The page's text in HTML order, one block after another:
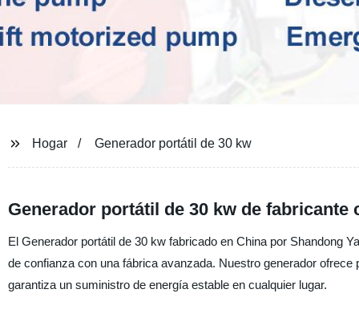
Hogar Generador portátil de 30 kw
Generador portátil de 30 kw de fabricante
El Generador portátil de 30 kw fabricado en China por Shandong
de confianza con una fábrica avanzada. Nuestro generador
garantiza un suministro de energía estable en cualquier lugar.